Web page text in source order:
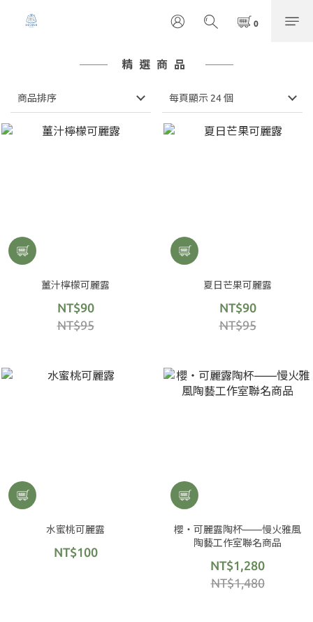
精選商品
商品排序 每頁顯示 24 個
薑汁檸檬可麗露
NT$90
NT$95
夏日芒果可麗露
NT$90
NT$95
水蜜桃可麗露
NT$100
櫻・可麗露陶杯——慢火雅風
陶藝工作室聯名商品
NT$1,280
NT$1,480